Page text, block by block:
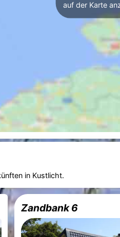
auf der Karte
in Kustlicht.
Zandbank 6